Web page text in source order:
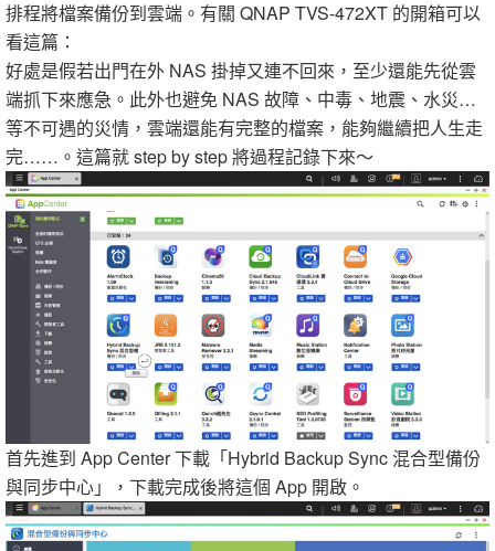
排程將檔案備份到雲端。有關 QNAP TVS-472XT 的開箱可以
看這篇：
好處是假若出門在外 NAS 掛掉又連不回來，至少還能先從雲
端抓下來應急。此外也避免 NAS 故障、中毒、地震、水災…
等不可遇的災情，雲端還能有完整的檔案，能夠繼續把人生走
完……。這篇就 step by step 將過程記錄下來～
首先進到 App Center 下載「Hybrid Backup Sync 混合型備份
與同步中心」，下載完成後將這個 App 開啟。